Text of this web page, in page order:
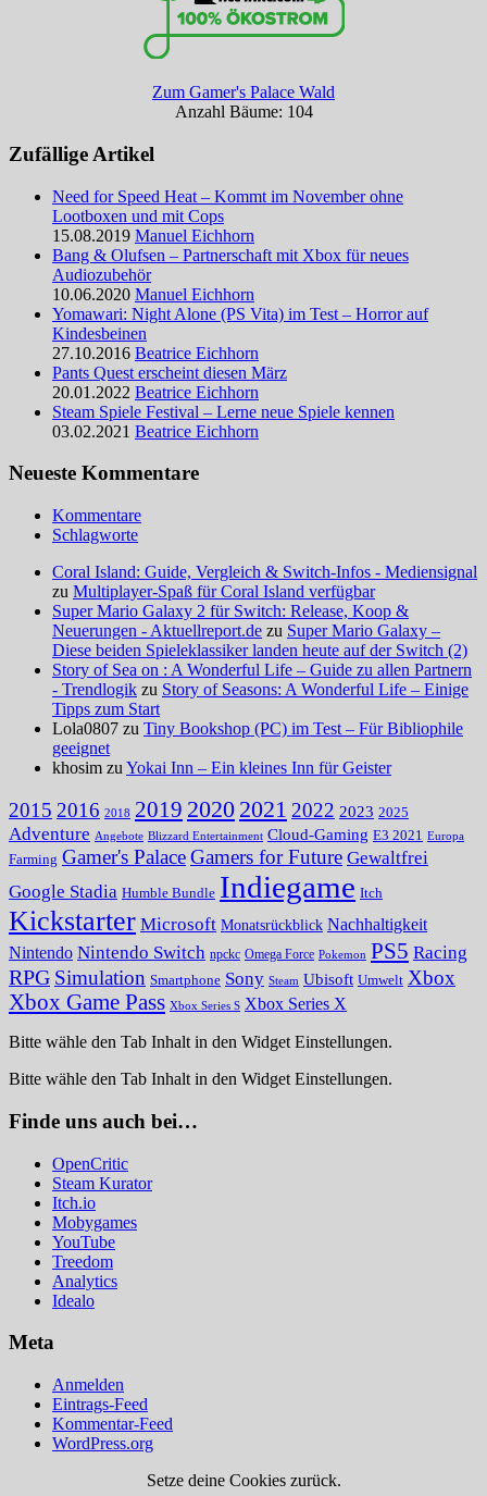
Zum Gamer's Palace Wald
Anzahl Bäume: 104
Zufällige Artikel
Need for Speed Heat – Kommt im November ohne
Lootboxen und mit Cops
15.08.2019 Manuel Eichhorn
Bang & Olufsen – Partnerschaft mit Xbox für neues
Audiozubehör
10.06.2020 Manuel Eichhorn
Yomawari: Night Alone (PS Vita) im Test – Horror auf
Kindesbeinen
27.10.2016 Beatrice Eichhorn
Pants Quest erscheint diesen März
20.01.2022 Beatrice Eichhorn
Steam Spiele Festival – Lerne neue Spiele kennen
03.02.2021 Beatrice Eichhorn
Neueste Kommentare
Kommentare
Schlagworte
Coral Island: Guide, Vergleich & Switch-Infos - Mediensignal
zu Multiplayer-Spaß für Coral Island verfügbar
Super Mario Galaxy 2 für Switch: Release, Koop &
Neuerungen - Aktuellreport.de zu Super Mario Galaxy –
Diese beiden Spieleklassiker landen heute auf der Switch (2)
Story of Sea on : A Wonderful Life – Guide zu allen Partnern
- Trendlogik zu Story of Seasons: A Wonderful Life – Einige
Tipps zum Start
Lola0807 zu Tiny Bookshop (PC) im Test – Für Bibliophile
geeignet
khosim zu Yokai Inn – Ein kleines Inn für Geister
2015 2016 2018 2019 2020 2021 2022 2023 2025
Adventure Angebote Blizzard Entertainment Cloud-Gaming E3 2021 Europa
Farming Gamer's PalaceGamers for Future Gewaltfrei
Google Stadia Humble Bundle Indiegame Itch
Kickstarter Microsoft Monatsrückblick Nachhaltigkeit
Nintendo Nintendo Switch npckc Omega Force Pokemon PS5 Racing
RPG Simulation Smartphone Sony Steam Ubisoft Umwelt Xbox
Xbox Game Pass Xbox Series S Xbox Series X
Bitte wähle den Tab Inhalt in den Widget Einstellungen.
Bitte wähle den Tab Inhalt in den Widget Einstellungen.
Finde uns auch bei…
OpenCritic
Steam Kurator
Itch.io
Mobygames
YouTube
Treedom
Analytics
Idealo
Meta
Anmelden
Eintrags-Feed
Kommentar-Feed
WordPress.org
Setze deine Cookies zurück.